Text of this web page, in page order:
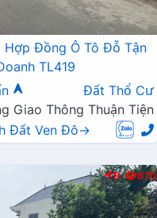
Hợp Đồng Ô Tô Đỗ Tận
TL419
Đất Thổ Cư
Giao Thông Thuận Tiện
Đất Ven Đô→
Đ 670